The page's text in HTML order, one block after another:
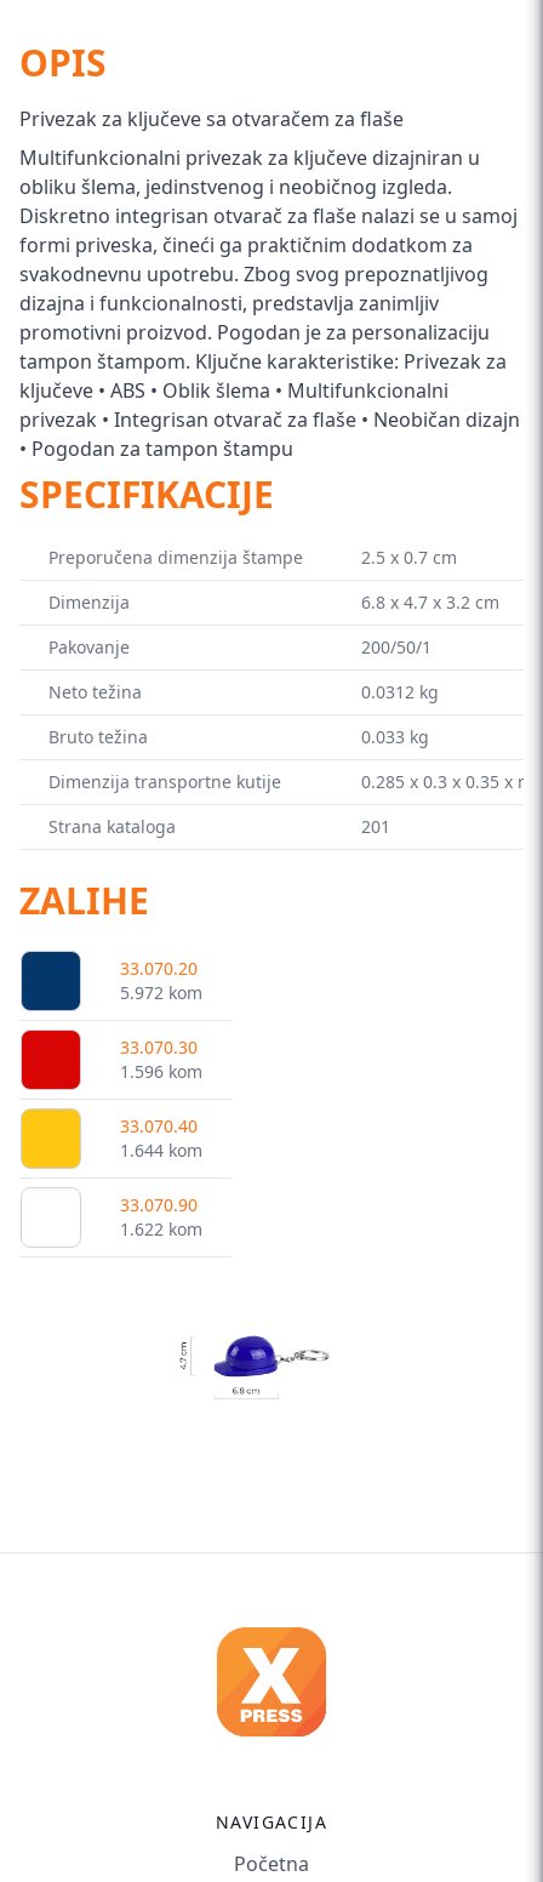
OPIS
Privezak za ključeve sa otvaračem za flaše
Multifunkcionalni privezak za ključeve dizajniran u
obliku šlema, jedinstvenog i neobičnog izgleda.
Diskretno integrisan otvarač za flaše nalazi se u samoj
formi priveska, čineći ga praktičnim dodatkom za
svakodnevnu upotrebu. Zbog svog prepoznatljivog
dizajna i funkcionalnosti, predstavlja zanimljiv
promotivni proizvod. Pogodan je za personalizaciju
tampon štampom. Ključne karakteristike: Privezak za
ključeve • ABS • Oblik šlema • Multifunkcionalni
privezak • Integrisan otvarač za flaše • Neobičan dizajn
• Pogodan za tampon štampu
SPECIFIKACIJE
Preporučena dimenzija štampe
2.5 x 0.7 cm
Dimenzija
6.8 x 4.7 x 3.2 cm
Pakovanje
200/50/1
Neto težina
0.0312 kg
Bruto težina
0.033 kg
Dimenzija transportne kutije
0.285 x 0.3 x 0.35 x m
Strana kataloga
201
ZALIHE
33.070.20
5.972 kom
33.070.30
1.596 kom
33.070.40
1.644 kom
33.070.90
1.622 kom
NAVIGACIJA
Početna